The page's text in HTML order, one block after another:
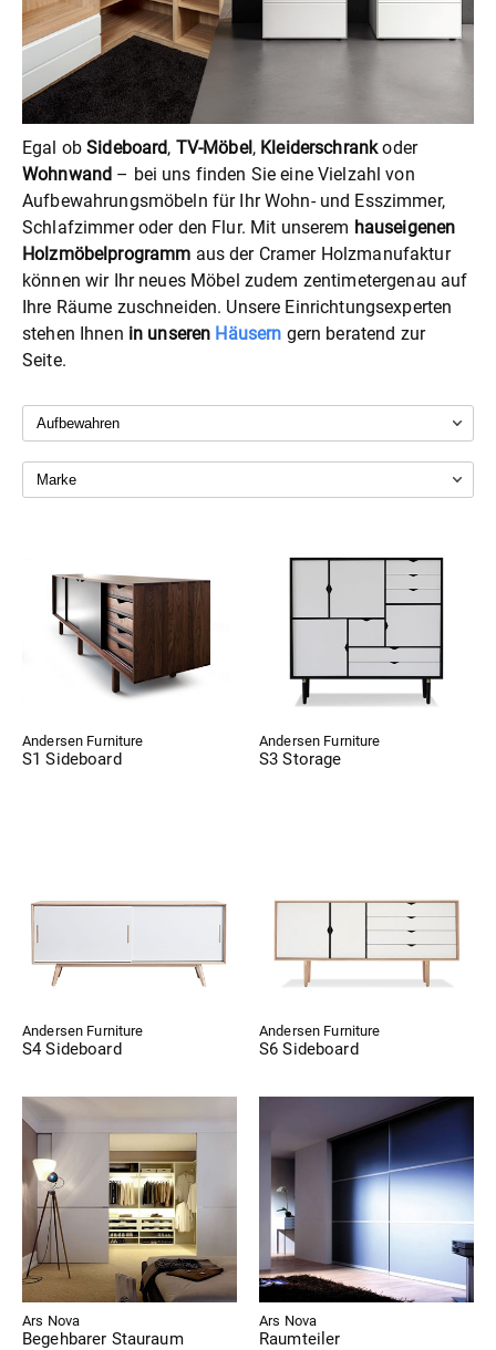
Egal obSideboard, TV-Möbel , Kleiderschrankoder
Wohnwand – bei uns finden Sie eine Vielzahl von
Aufbewahrungsmöbeln für Ihr Wohn- und Esszimmer,
Schlafzimmer oder den Flur. Mit unserem hauseigenen
Holzmöbelprogramm aus der Cramer Holzmanufaktur
können wir Ihr neues Möbel zudem zentimetergenau auf
Ihre Räume zuschneiden. Unsere Einrichtungsexperten
stehen Ihnen in unseren Häusern gern beratend zur
Seite.
Andersen Furniture
S1 Sideboard
Andersen Furniture
S3 Storage
Andersen Furniture
S4 Sideboard
Andersen Furniture
S6 Sideboard
Ars Nova
Begehbarer Stauraum
Ars Nova
Raumteiler